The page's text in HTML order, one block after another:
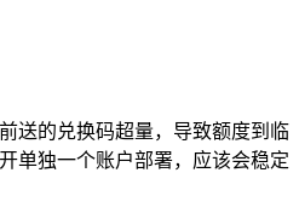
送的兑换码超量，导致额度到临
单独一个账户部署，应该会稳定